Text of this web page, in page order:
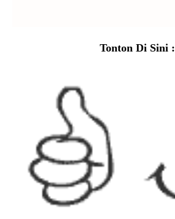
Tonton Di Sini :